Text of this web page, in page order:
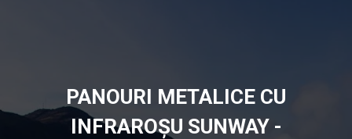
PANOURI METALICE CU
INFRAROȘU SUNWAY -